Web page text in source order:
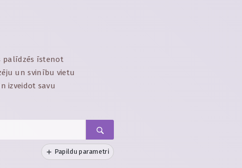
palīdzēs īstenot
un svinību vietu
izveidot savu
Papildu parametri